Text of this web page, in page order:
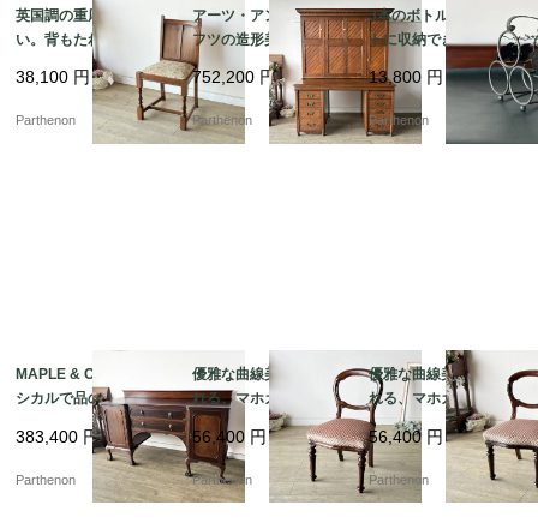
英国調の重厚な佇ま
い。背もたれの彫刻が
美しいオーク材ダイニ
ングチェア【2228】
38,100 円
Parthenon
アーツ・アンド・クラ
フツの造形美が光る、
名門Sopwith & Co社製
の大型オークプレジデ
ントデスク【d67】
752,200 円
Parthenon
3本のボトルをコンパク
トに収納できる卓上ボ
トルホルダー。葡萄の
装飾が美しいアイアン
製ワインラック【8529
-6】
13,800 円
Parthenon
MAPLE & Co社製 クラ
シカルで品のある佇ま
いのマホガニーサイド
ボード【s72】
383,400 円
Parthenon
優雅な曲線美に魅了さ
れる、マホガニーアン
ティークバルーンチェ
ア 張替え済み【c347
-2】
56,400 円
Parthenon
優雅な曲線美に魅了さ
れる、マホガニーアン
ティークバルーンチェ
ア 張替え済み【c347
-1】
56,400 円
Parthenon